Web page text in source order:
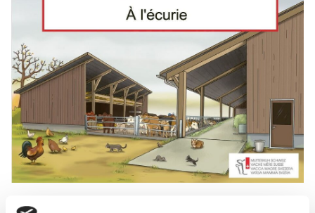
Connais-tu les livres de Léa et Ben ? Dans le premier